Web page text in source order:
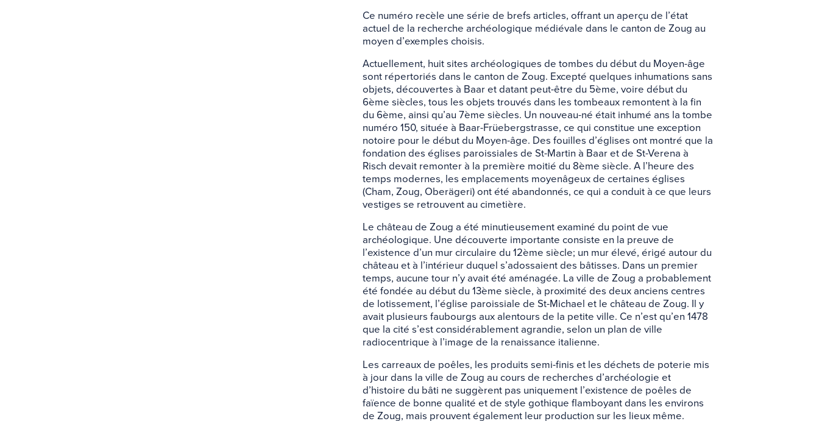
Ce numéro recèle une série de brefs articles, offrant un aperçu de l’état
actuel de la recherche archéologique médiévale dans le canton de Zoug au
moyen d’exemples choisis.
Actuellement, huit sites archéologiques de tombes du début du Moyen-âge
sont répertoriés dans le canton de Zoug. Excepté quelques inhumations sans
objets, découvertes à Baar et datant peut-être du 5ème, voire début du
6ème siècles, tous les objets trouvés dans les tombeaux remontent à la fin
du 6ème, ainsi qu’au 7ème siècles. Un nouveau-né était inhumé ans la tombe
numéro 150, située à Baar-Früebergstrasse, ce qui constitue une exception
notoire pour le début du Moyen-âge. Des fouilles d’églises ont montré que la
fondation des églises paroissiales de St-Martin à Baar et de St-Verena à
Risch devait remonter à la première moitié du 8ème siècle. A l’heure des
temps modernes, les emplacements moyenâgeux de certaines églises
(Cham, Zoug, Oberägeri) ont été abandonnés, ce qui a conduit à ce que leurs
vestiges se retrouvent au cimetière.
Le château de Zoug a été minutieusement examiné du point de vue
archéologique. Une découverte importante consiste en la preuve de
l’existence d’un mur circulaire du 12ème siècle; un mur élevé, érigé autour du
château et à l’intérieur duquel s’adossaient des bâtisses. Dans un premier
temps, aucune tour n’y avait été aménagée. La ville de Zoug a probablement
été fondée au début du 13ème siècle, à proximité des deux anciens centres
de lotissement, l’église paroissiale de St-Michael et le château de Zoug. Il y
avait plusieurs faubourgs aux alentours de la petite ville. Ce n’est qu’en 1478
que la cité s’est considérablement agrandie, selon un plan de ville
radiocentrique à l’image de la renaissance italienne.
Les carreaux de poêles, les produits semi-finis et les déchets de poterie mis
à jour dans la ville de Zoug au cours de recherches d’archéologie et
d’histoire du bâti ne suggèrent pas uniquement l’existence de poêles de
faïence de bonne qualité et de style gothique flamboyant dans les environs
de Zoug, mais prouvent également leur production sur les lieux même.